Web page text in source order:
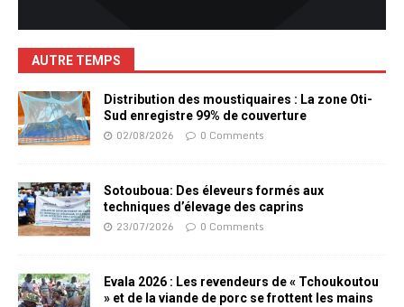
AUTRE TEMPS
Distribution des moustiquaires : La zone Oti-
Sud enregistre 99% de couverture
02/08/2026 0 Comments
Sotouboua: Des éleveurs formés aux
techniques d’élevage des caprins
23/07/2026 0 Comments
Evala 2026 : Les revendeurs de « Tchoukoutou
» et de la viande de porc se frottent les mains